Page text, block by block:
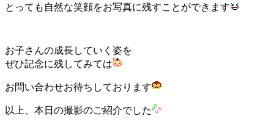
とっても自然な笑顔をお写真に残すことができます
お子さんの成長していく姿を
ぜひ記念に残してみては
お問い合わせお待ちしております
以上、本日の撮影のご紹介でした